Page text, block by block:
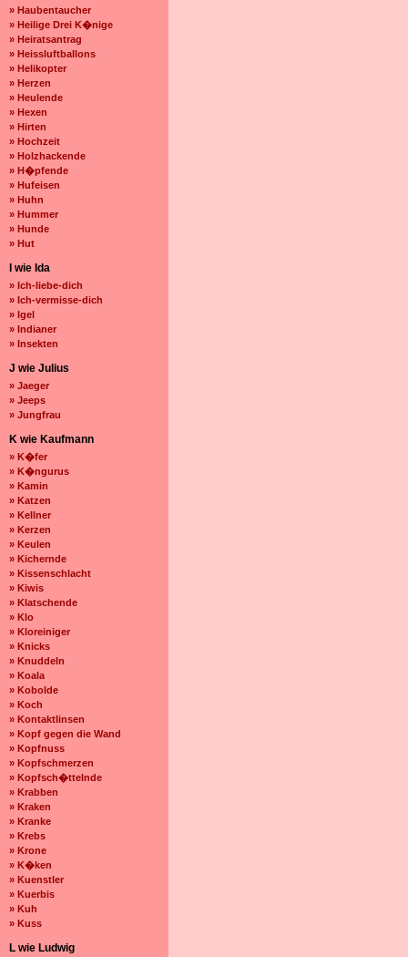
» Haubentaucher
» Heilige Drei K�nige
» Heiratsantrag
» Heissluftballons
» Helikopter
» Herzen
» Heulende
» Hexen
» Hirten
» Hochzeit
» Holzhackende
» H�pfende
» Hufeisen
» Huhn
» Hummer
» Hunde
» Hut
I wie Ida
» Ich-liebe-dich
» Ich-vermisse-dich
» Igel
» Indianer
» Insekten
J wie Julius
» Jaeger
» Jeeps
» Jungfrau
K wie Kaufmann
» K�fer
» K�ngurus
» Kamin
» Katzen
» Kellner
» Kerzen
» Keulen
» Kichernde
» Kissenschlacht
» Kiwis
» Klatschende
» Klo
» Kloreiniger
» Knicks
» Knuddeln
» Koala
» Kobolde
» Koch
» Kontaktlinsen
» Kopf gegen die Wand
» Kopfnuss
» Kopfschmerzen
» Kopfsch�ttelnde
» Krabben
» Kraken
» Kranke
» Krebs
» Krone
» K�ken
» Kuenstler
» Kuerbis
» Kuh
» Kuss
L wie Ludwig